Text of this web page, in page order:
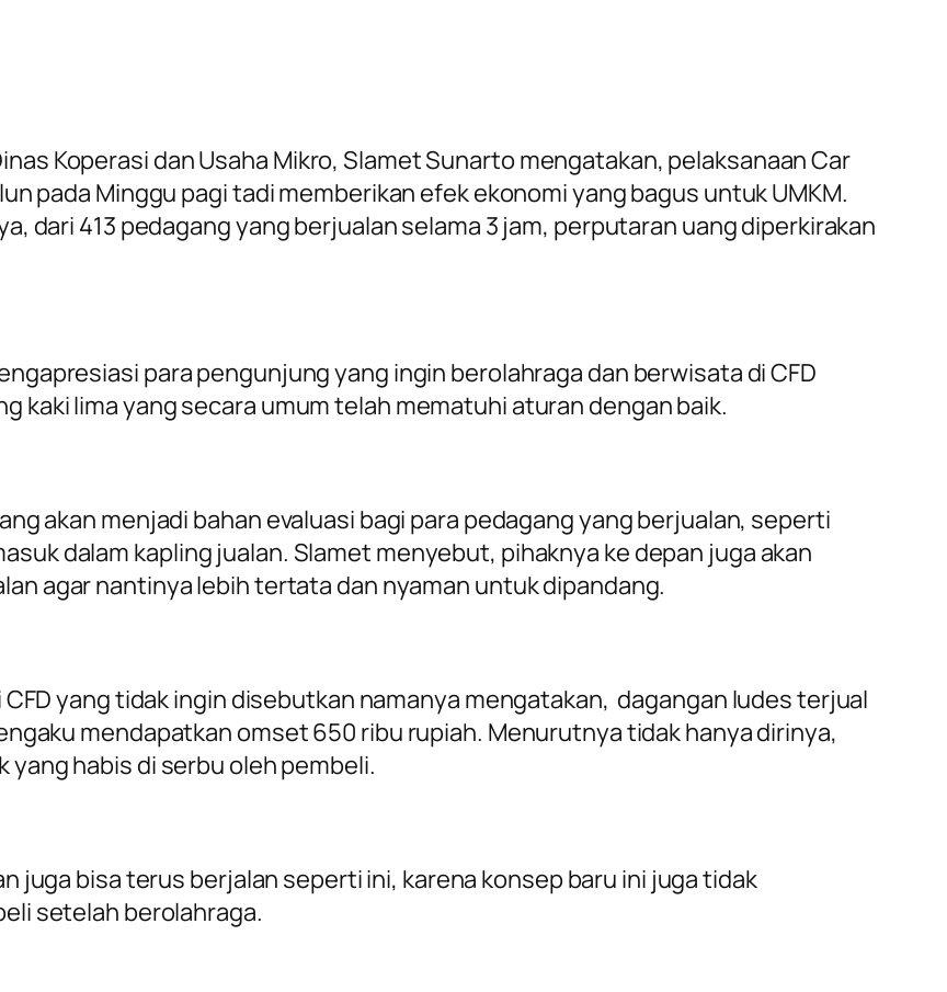
Koperasi dan Usaha Mikro, Slamet Sunarto mengatakan, pelaksanaan Car
pada Minggu pagi tadi memberikan efek ekonomi yang bagus untuk UMKM.
dari 413 pedagang yang berjualan selama 3 jam, perputaran uang diperkirakan
para pengunjung yang ingin berolahraga dan berwisata di CFD
kaki lima yang secara umum telah mematuhi aturan dengan baik.
akan menjadi bahan evaluasi bagi para pedagang yang berjualan, seperti
dalam kapling jualan. Slamet menyebut, pihaknya ke depan juga akan
agar nantinya lebih tertata dan nyaman untuk dipandang.
yang tidak ingin disebutkan namanya mengatakan, dagangan ludes terjual
mendapatkan omset 650 ribu rupiah. Menurutnya tidak hanya dirinya,
yang habis di serbu oleh pembeli.
juga bisa terus berjalan seperti ini, karena konsep baru ini juga tidak
setelah berolahraga.